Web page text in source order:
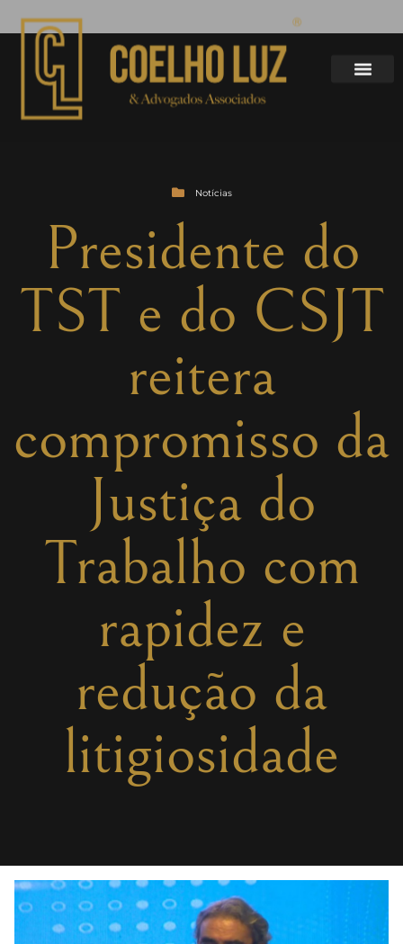
Notícias
Presidente do
TST e do CSJT
reitera
compromisso da
Justiça do
Trabalho com
rapidez e
redução da
litigiosidade